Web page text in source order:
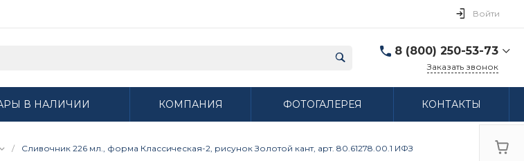
Войти
8 (800) 250-53-73
г. Нижний Новгород,
Выходной
Заказать звонок
В НАЛИЧИИ КОМПАНИЯ ФОТОГАЛЕРЕЯ КОНТАКТЫ
/ Сливочник 226 мл., форма Классическая-2, рисунок Золотой кант, арт. 80.61278.00.1 ИФЗ